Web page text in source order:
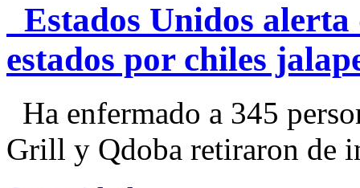
Estados Unidos alerta
estados por chiles
Ha enfermado a 345
Grill y Qdoba retiraron de